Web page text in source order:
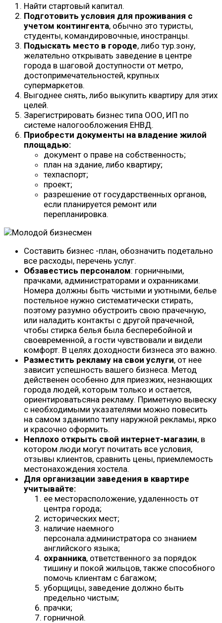
Найти стартовый капитал.
Подготовить условия для проживания с
учетом контингента, обычно это туристы,
студенты, командировочные, иностранцы.
Подыскать место в городе, либо тур.зону,
желательно открывать заведение в центре
города в шаговой доступности от метро,
достопримечательностей, крупных
супермаркетов.
Выгоднее снять, либо выкупить квартиру для этих
целей.
Зарегистрировать бизнес типа ООО, ИП по
системе налогообложения ЕНВД.
Приобрести документы на владение жилой
площадью:
документ о праве на собственность;
план на здание, либо квартиру;
техпаспорт;
проект;
разрешение от государственных органов,
если планируется ремонт или
перепланировка.
Составить бизнес -план, обозначить подетально
все расходы, перечень услуг.
Обзавестись персоналом: горничными,
прачками, администраторами и охранниками.
Номера должны быть чистыми и уютными, белье
постельное нужно систематически стирать,
поэтому разумно обустроить свою прачечную,
или наладить контакты с другой прачечной,
чтобы стирка белья была бесперебойной и
своевременной, а гости чувствовали и видели
комфорт. В целях доходности бизнеса это важно.
Разместить рекламу на свои услуги, от нее
зависит успешность вашего бизнеса. Метод
действенен особенно для приезжих, незнающих
города людей, которым только и остается,
ориентироватьсяна рекламу. Приметную вывеску
с необходимыми указателями можно повесить
на самом зданиипо типу наружной рекламы, ярко
и красочно оформить.
Неплохо открыть свой интернет-магазин, в
котором люди могут почитать все условия,
отзывы клиентов, сравнить цены, приемлемость
местонахождения хостела.
Для организации заведения в квартире
учитывайте:
ее месторасположение, удаленность от
центра города;
исторических мест;
наличие наемного
персонала:администратора со знанием
английского языка;
охранника, ответственного за порядок
тишину и покой жильцов, также способного
помочь клиентам с багажом;
уборщицы, заведение должно быть
предельно чистым;
прачки;
горничной.